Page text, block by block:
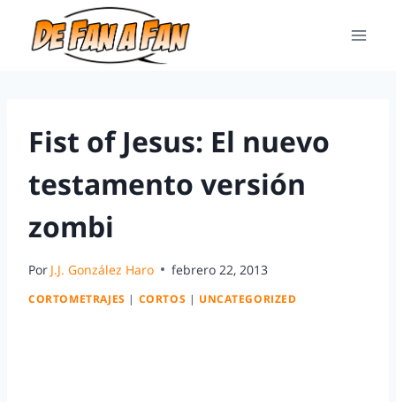
Fist of Jesus: El nuevo
testamento versión
zombi
Por J.J. González Haro febrero 22, 2013
CORTOMETRAJES | CORTOS | UNCATEGORIZED